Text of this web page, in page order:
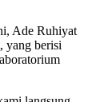
Ade Ruhiyat
yang berisi